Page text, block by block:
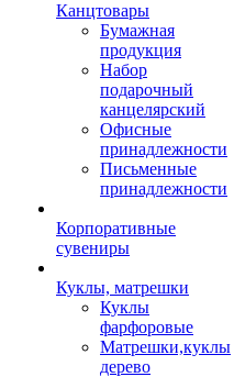
Канцтовары
Бумажная
продукция
Набор
подарочный
канцелярский
Офисные
принадлежности
Письменные
принадлежности
Корпоративные
сувениры
Куклы, матрешки
Куклы
фарфоровые
Матрешки,куклы
дерево